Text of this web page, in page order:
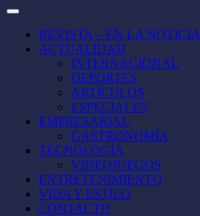
REVISTA – EN LA NOTICIA
ACTUALIDAD
INTERNACIONAL
DEPORTES
ARTÍCULOS
ESPECIALES
EMPRESARIAL
GASTRONOMÍA
TECNOLOGÍA
VIDEOJUEGOS
ENTRETENIMIENTO
VIDA Y ESTILO
CONTACTO